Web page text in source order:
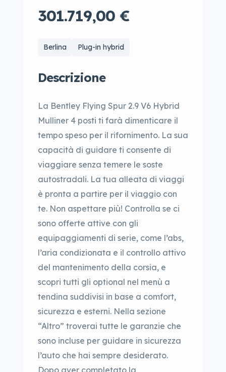
301.719,00 €
Berlina Plug-in hybrid
Descrizione
La Bentley Flying Spur 2.9 V6 Hybrid
Mulliner 4 posti ti farà dimenticare il
tempo speso per il rifornimento. La sua
capacità di guidare ti consente di
viaggiare senza temere le soste
autostradali. La tua alleata di viaggi
è pronta a partire per il viaggio con
te. Non aspettare più! Controlla se ci
sono offerte attive con gli
equipaggiamenti di serie, come l’abs,
l’aria condizionata e il controllo attivo
del mantenimento della corsia, e
scopri tutti gli optional nel menù a
tendina suddivisi in base a comfort,
sicurezza e esterni. Nella sezione
“Altro” troverai tutte le garanzie che
sono incluse per guidare in sicurezza
l’auto che hai sempre desiderato.
Dopo aver completato la